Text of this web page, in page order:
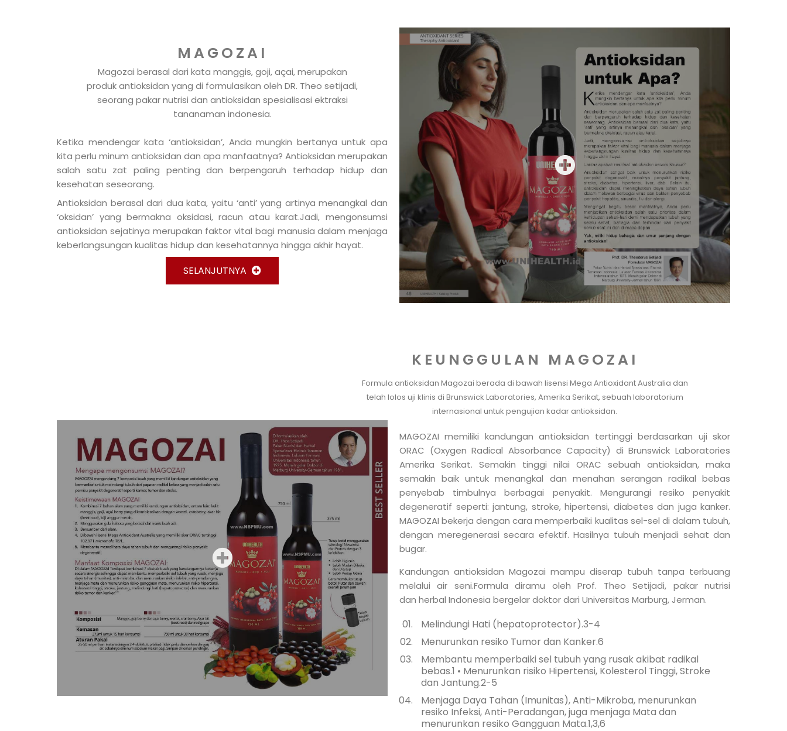
MAGOZAI
Magozai berasal dari kata manggis, goji, açai, merupakan
produk antioksidan yang di formulasikan oleh DR. Theo setijadi,
seorang pakar nutrisi dan antioksidan spesialisasi ektraksi
tananaman indonesia.
Ketika mendengar kata ‘antioksidan’, Anda mungkin bertanya untuk apa
kita perlu minum antioksidan dan apa manfaatnya? Antioksidan merupakan
salah satu zat paling penting dan berpengaruh terhadap hidup dan
kesehatan seseorang.
Antioksidan berasal dari dua kata, yaitu ‘anti’ yang artinya menangkal dan
‘oksidan’ yang bermakna oksidasi, racun atau karat.Jadi, mengonsumsi
antioksidan sejatinya merupakan faktor vital bagi manusia dalam menjaga
keberlangsungan kualitas hidup dan kesehatannya hingga akhir hayat.
SELANJUTNYA
KEUNGGULAN MAGOZAI
Formula antioksidan Magozai berada di bawah lisensi Mega Antioxidant Australia dan
telah lolos uji klinis di Brunswick Laboratories, Amerika Serikat, sebuah laboratorium
internasional untuk pengujian kadar antioksidan.
MAGOZAI memiliki kandungan antioksidan tertinggi berdasarkan uji skor
ORAC (Oxygen Radical Absorbance Capacity) di Brunswick Laboratories
Amerika Serikat. Semakin tinggi nilai ORAC sebuah antioksidan, maka
semakin baik untuk menangkal dan menahan serangan radikal bebas
penyebab timbulnya berbagai penyakit. Mengurangi resiko penyakit
degeneratif seperti: jantung, stroke, hipertensi, diabetes dan juga kanker.
MAGOZAI bekerja dengan cara memperbaiki kualitas sel-sel di dalam tubuh,
dengan meregenerasi secara efektif. Hasilnya tubuh menjadi sehat dan
bugar.
Kandungan antioksidan Magozai mampu diserap tubuh tanpa terbuang
melalui air seni.Formula diramu oleh Prof. Theo Setijadi, pakar nutrisi
dan herbal Indonesia bergelar doktor dari Universitas Marburg, Jerman.
Melindungi Hati (hepatoprotector).3-4
Menurunkan resiko Tumor dan Kanker.6
Membantu memperbaiki sel tubuh yang rusak akibat radikal
bebas.1 • Menurunkan risiko Hipertensi, Kolesterol Tinggi, Stroke
dan Jantung.2-5
Menjaga Daya Tahan (Imunitas), Anti-Mikroba, menurunkan
resiko Infeksi, Anti-Peradangan, juga menjaga Mata dan
menurunkan resiko Gangguan Mata.1,3,6